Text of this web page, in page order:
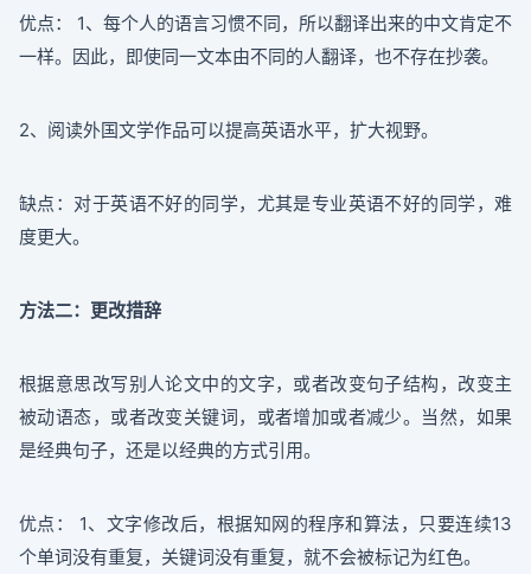
优点： 1、每个人的语言习惯不同，所以翻译出来的中文肯定不
一样。因此，即使同一文本由不同的人翻译，也不存在抄袭。
2、阅读外国文学作品可以提高英语水平，扩大视野。
缺点：对于英语不好的同学，尤其是专业英语不好的同学，难
度更大。
方法二：更改措辞
根据意思改写别人论文中的文字，或者改变句子结构，改变主
被动语态，或者改变关键词，或者增加或者减少。当然，如果
是经典句子，还是以经典的方式引用。
优点： 1、文字修改后，根据知网的程序和算法，只要连续13
个单词没有重复，关键词没有重复，就不会被标记为红色。